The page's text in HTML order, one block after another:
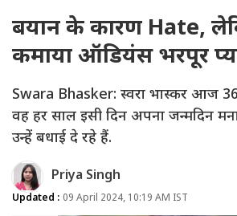
बयान के कारण Hate,
कमाया ऑडियंस भरपूर
Swara Bhasker: स्वरा भास्कर आज 36
वह हर साल इसी दिन अपना जन्मदिन
उन्हें बधाई दे रहे हैं.
Priya Singh
Updated : 09 April 2024, 10:19 AM IST